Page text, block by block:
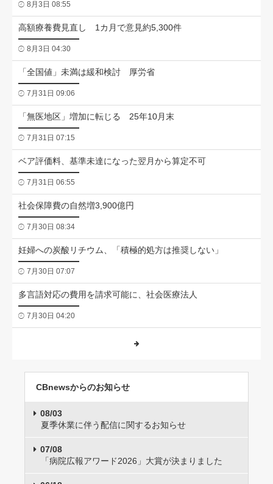
8月3日 08:55
高額療養費見直し 1カ月で意見約5,300件
8月3日 04:30
「全国値」未満は緩和検討 厚労省
7月31日 09:06
「無医地区」増加に転じる 25年10月末
7月31日 07:15
ベア評価料、基準未達になった翌月から算定不可
7月31日 06:55
社会保障費の自然増3,900億円
7月30日 08:34
妊婦への炭酸リチウム、「積極的処方は推奨しない」
7月30日 07:07
多言語対応の費用を請求可能に、社会医療法人
7月30日 04:20
CBnewsからのお知らせ
08/03
夏季休業に伴う配信に関するお知らせ
07/08
「病院広報アワード2026」大賞が決まりました